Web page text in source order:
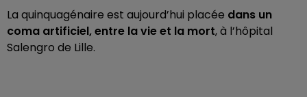
La quinquagénaire est aujourd’hui placée dans un
coma artificiel, entre la vie et la mort, à l’hôpital
Salengro de Lille.